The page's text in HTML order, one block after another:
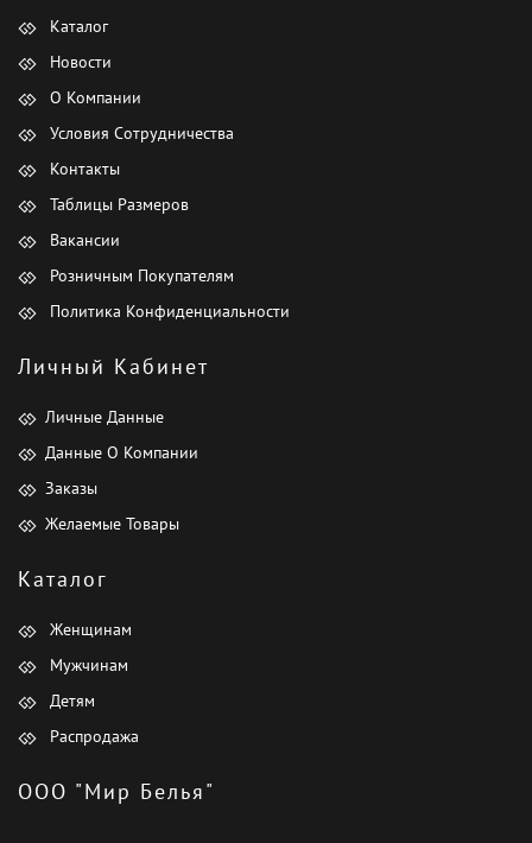
Каталог
Новости
О Компании
Условия Сотрудничества
Контакты
Таблицы Размеров
Вакансии
Розничным Покупателям
Политика Конфиденциальности
Личный Кабинет
Личные Данные
Данные О Компании
Заказы
Желаемые Товары
Каталог
Женщинам
Мужчинам
Детям
Распродажа
ООО "Мир Белья"